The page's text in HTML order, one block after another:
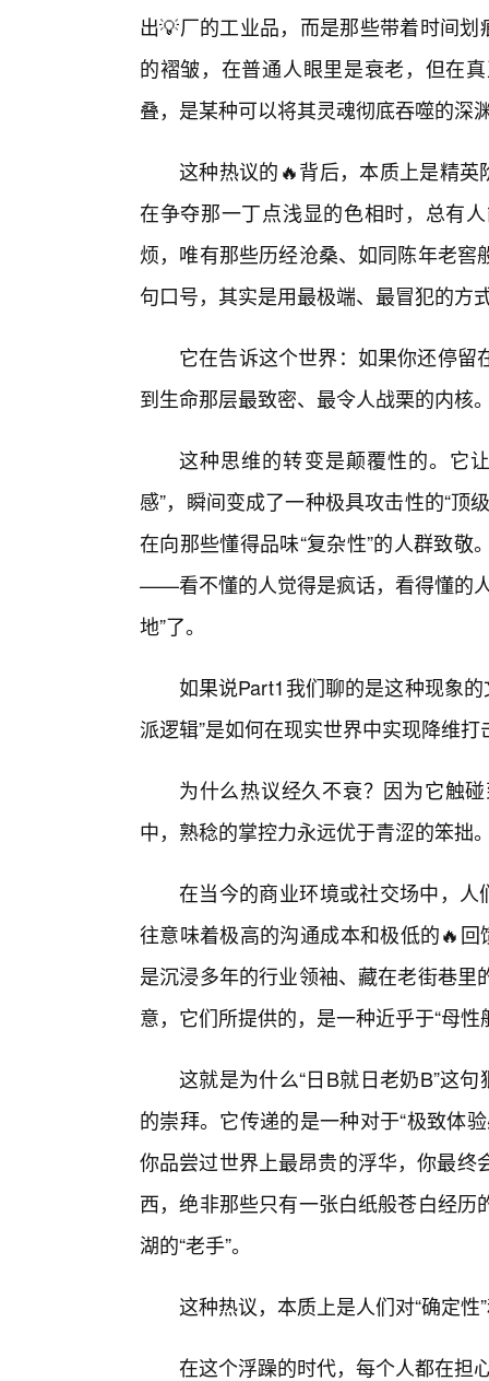
出💡厂的工业品，而是那些带着时间
的褶皱，在普通人眼里是衰老，但在
叠，是某种可以将其灵魂彻底吞噬的深
这种热议的🔥背后，本质上是精英
在争夺那一丁点浅显的色相时，总有
烦，唯有那些历经沧桑、如同陈年老
句口号，其实是用最极端、最冒犯的方
它在告诉这个世界：如果你还停
到生命那层最致密、最令人战栗的内核
这种思维的转变是颠覆性的。它
感”，瞬间变成了一种极具攻击性的“顶
在向那些懂得品味“复杂性”的人群致
——看不懂的人觉得是疯话，看得懂的
地”了。
如果说Part1我们聊的是这种现象
派逻辑”是如何在现实世界中实现降维打
为什么热议经久不衰？因为它触
中，熟稔的掌控力永远优于青涩的笨拙
在当今的商业环境或社交场中，人
往意味着极高的沟通成本和极低的🔥
是沉浸多年的行业领袖、藏在老街巷
意，它们所提供的，是一种近乎于“母性
这就是为什么“日B就日老奶B”这
的崇拜。它传递的是一种对于“极致体
你品尝过世界上最昂贵的浮华，你最
西，绝非那些只有一张白纸般苍白经
湖的“老手”。
这种热议，本质上是人们对“确定性
在这个浮躁的时代，每个人都在担